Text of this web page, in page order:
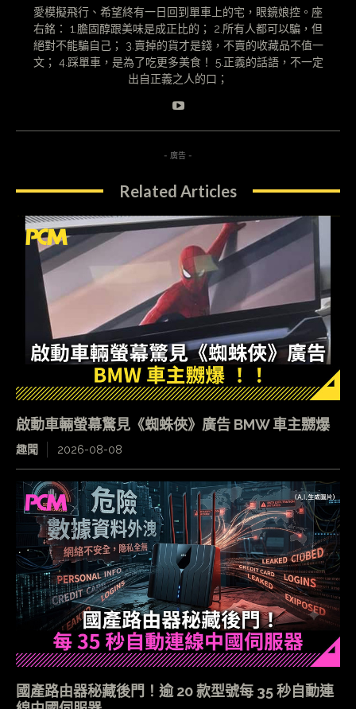
愛模擬飛行、希望終有一日回到單車上的宅，眼鏡娘控。座
右銘： 1.膽固醇跟美味是成正比的； 2.所有人都可以騙，但
絕對不能騙自己； 3.賣掉的貨才是錢，不賣的收藏品不值一
文； 4.踩單車，是為了吃更多美食！ 5.正義的話語，不一定
出自正義之人的口；
- 廣告 -
Related Articles
啟動車輛螢幕驚見《蜘蛛俠》廣告 BMW 車主嬲爆
趣聞 2026-08-08
國產路由器秘藏後門！逾 20 款型號每 35 秒自動連